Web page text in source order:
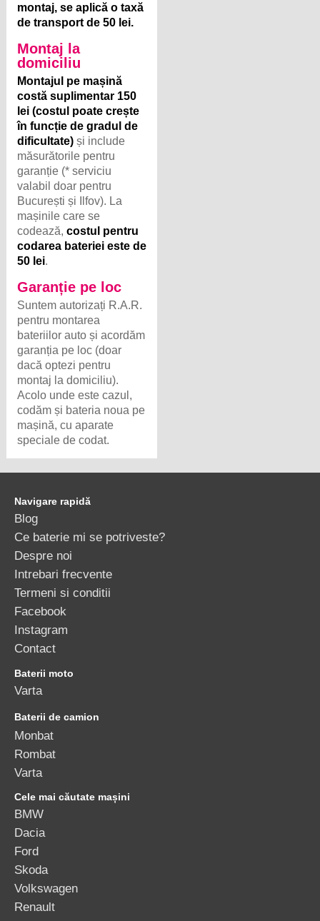
montaj, se aplică o taxă
de transport de 50 lei.
Montaj la
domiciliu
Montajul pe mașină
costă suplimentar 150
lei (costul poate crește
în funcție de gradul de
dificultate) și include
măsurătorile pentru
garanție (* serviciu
valabil doar pentru
București și Ilfov). La
mașinile care se
codează,costul pentru
codarea bateriei este de
50 lei.
Garanție pe loc
Suntem autorizați R.A.R.
pentru montarea
bateriilor auto și acordăm
garanția pe loc (doar
dacă optezi pentru
montaj la domiciliu).
Acolo unde este cazul,
codăm și bateria noua pe
mașină, cu aparate
speciale de codat.
Navigare rapidă
Blog
Ce baterie mi se potriveste?
Despre noi
Intrebari frecvente
Termeni si conditii
Facebook
Instagram
Contact
Baterii moto
Varta
Baterii de camion
Monbat
Rombat
Varta
Cele mai căutate mașini
BMW
Dacia
Ford
Skoda
Volkswagen
Renault